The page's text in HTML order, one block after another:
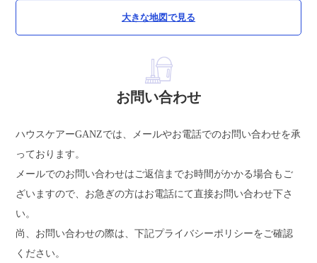
大きな地図で見る
お問い合わせ
ハウスケアーGANZでは、メールやお電話でのお問い合わせを承
っております。
メールでのお問い合わせはご返信までお時間がかかる場合もご
ざいますので、お急ぎの方はお電話にて直接お問い合わせ下さ
い。
尚、お問い合わせの際は、下記プライバシーポリシーをご確認
ください。